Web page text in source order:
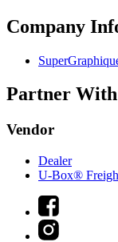
Company
Partner With
Vendor
Dealer
U-Box®